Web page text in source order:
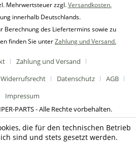
Mehrwertsteuer zzgl.Versandkosten.
innerhalb Deutschlands.
Berechnung des Liefertermins sowie zu
finden Sie unterZahlung und Versand.
Zahlung und Versand
Widerrufsrecht Datenschutz
AGB
Impressum
PARTS - Alle Rechte vorbehalten.
die für den technischen Betrieb
sind und stets gesetzt werden.